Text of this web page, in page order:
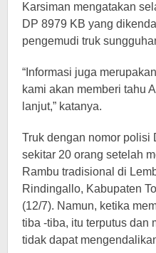
Karsiman mengatakan
DP 8979 KB yang
pengemudi truk
“Informasi juga
kami akan memberi tahu
lanjut,” katanya.
Truk dengan nomor polisi
sekitar 20 orang setelah
Rambu tradisional di
Rindingallo, Kabupaten
(12/7). Namun, ketika
tiba -tiba, itu terputus dan
tidak dapat